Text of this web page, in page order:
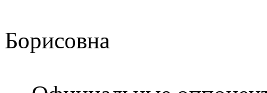
Борисовна